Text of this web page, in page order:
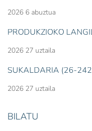
2026 6 abuztua
PRODUKZIOKO
2026 27 uztaila
SUKALDARIA (26-
2026 27 uztaila
BILATU